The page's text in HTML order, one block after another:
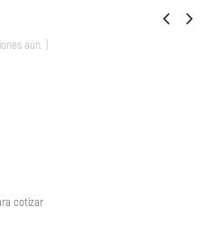
aún. )
cotizar